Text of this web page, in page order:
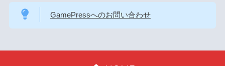
GamePressへのお問い合わせ